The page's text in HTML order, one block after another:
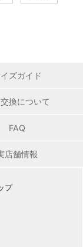
ズガイド
換について
FAQ
店舗情報
プ